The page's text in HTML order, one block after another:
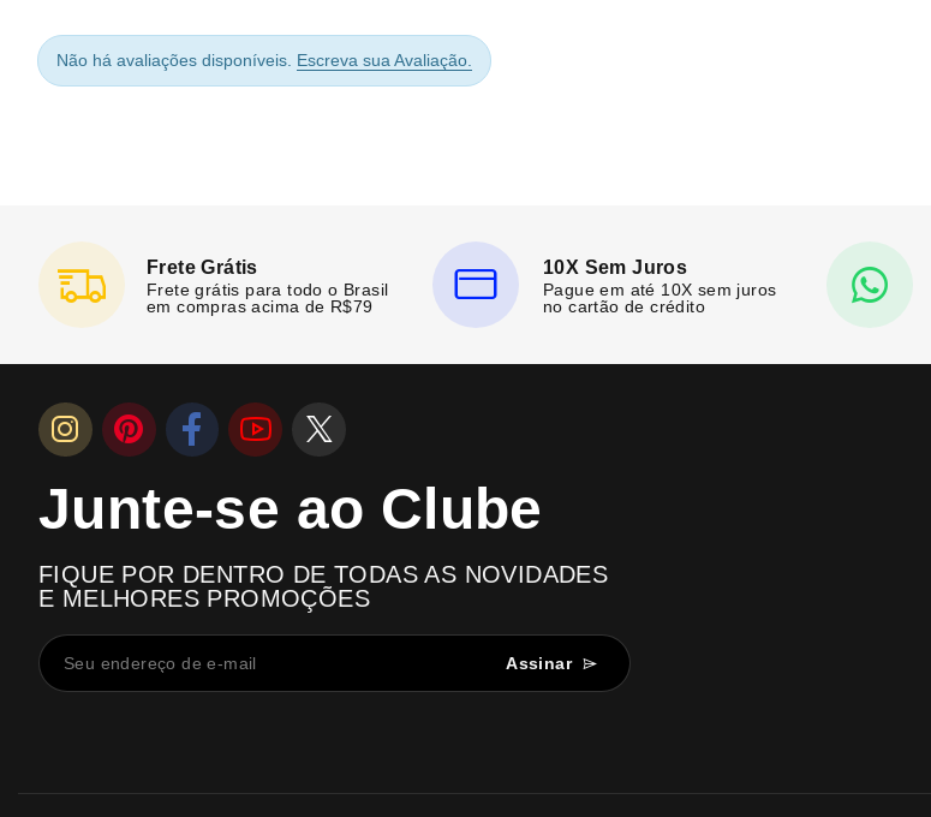
Não há avaliações disponíveis. Escreva sua Avaliação.
Frete Grátis
Frete grátis para todo o Brasil
em compras acima de R$79
10X Sem Juros
Pague em até 10X sem juros
no cartão de crédito
Junte-se ao Clube
FIQUE POR DENTRO DE TODAS AS NOVIDADES
E MELHORES PROMOÇÕES
Assinar